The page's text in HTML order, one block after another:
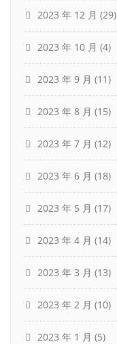
2023 年 12 月 (29)
2023 年 10 月 (4)
2023 年 9 月 (11)
2023 年 8 月 (15)
2023 年 7 月 (12)
2023 年 6 月 (18)
2023 年 5 月 (17)
2023 年 4 月 (14)
2023 年 3 月 (13)
2023 年 2 月 (10)
2023 年 1 月 (5)